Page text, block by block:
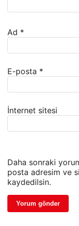
Ad *
E-posta *
İnternet sitesi
Daha sonraki
posta adresim ve
kaydedilsin.